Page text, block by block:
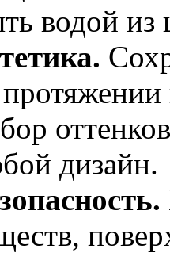
водой из
дизайн.